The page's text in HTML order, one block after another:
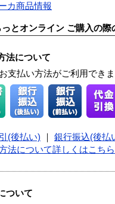
カ商品情報
っとオンライン ご購入の際
法について
支払い方法がご利用できま
(後払い) 銀行振込(後払
法について詳しくはこちら
ついて